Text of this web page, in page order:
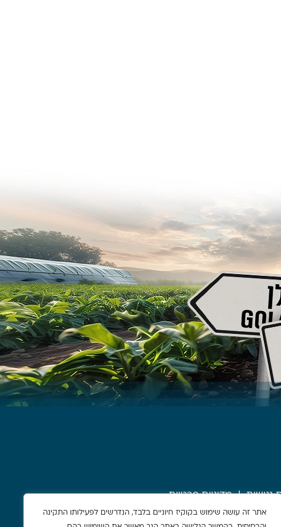
אתר זה עושה שימוש בקוקיז חיוניים בלבד, הנדרשים לפעילותו התקינה
נגישות מדיניות פרטיות